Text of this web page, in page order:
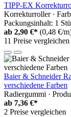
TIPP-EX
Korrekturroller ·
Packungsinhalt: 1
ab 2,90 €* (0,48 €/
11 Preise vergleichen
Baier & Schneider
verschiedene Farben
Radiergummi ·
ab 7,36 €*
2 Preise vergleichen